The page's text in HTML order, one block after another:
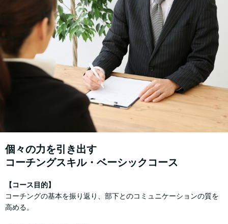
個々の⼒を引き出す
コーチングスキル・ベーシックコース
【コース⽬的】
コーチングの基本を振り返り、部下とのコミュニケーションの質を
⾼める。